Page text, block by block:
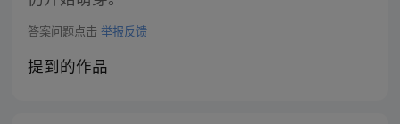
答案问题点击 举报反馈
提到的作品